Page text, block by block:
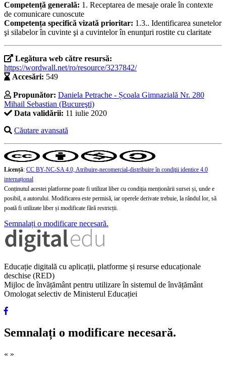
Competență generală: 1. Receptarea de mesaje orale în contexte
de comunicare cunoscute
Competența specifică vizată prioritar: 1.3.. Identificarea sunetelor
şi silabelor în cuvinte şi a cuvintelor în enunţuri rostite cu claritate
Legătura web către resursă:
https://wordwall.net/ro/resource/3237842/
Accesări: 549
Propunător: Daniela Petrache - Școala Gimnazială Nr. 280
Mihail Sebastian (Bucureşti)
Data validării: 11 iulie 2020
Căutare avansată
Licență: CC BY-NC-SA 4.0, Atribuire-necomercial-distribuire în condiţii identice 4.0
internațional
Conținutul acestei platforme poate fi utilizat liber cu condiția menționării sursei și, unde e
posibil, a autorului. Modificarea este permisă, iar operele derivate trebuie, la rândul lor, să
poată fi utilizate liber și modificate fără restricții.
Semnalați o modificare necesară.
Educație digitală cu aplicații, platforme și resurse educaționale
deschise (RED)
Mijloc de învățământ pentru utilizare în sistemul de învățământ
Omologat selectiv de Ministerul Educației
Semnalați o modificare necesară.
« »